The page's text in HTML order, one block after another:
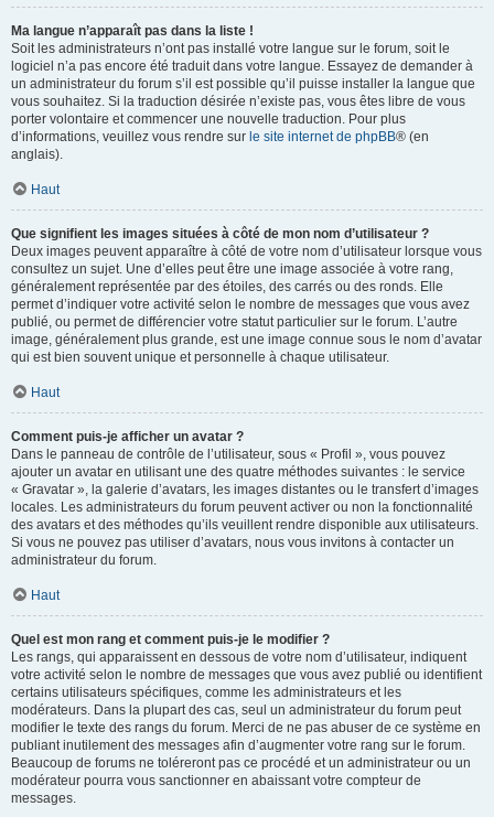
Ma langue n’apparaît pas dans la liste !
Soit les administrateurs n’ont pas installé votre langue sur le forum, soit le
logiciel n’a pas encore été traduit dans votre langue. Essayez de demander à
un administrateur du forum s’il est possible qu’il puisse installer la langue que
vous souhaitez. Si la traduction désirée n’existe pas, vous êtes libre de vous
porter volontaire et commencer une nouvelle traduction. Pour plus
d’informations, veuillez vous rendre sur le site internet de phpBB® (en
anglais).
Haut
Que signifient les images situées à côté de mon nom d’utilisateur ?
Deux images peuvent apparaître à côté de votre nom d’utilisateur lorsque vous
consultez un sujet. Une d’elles peut être une image associée à votre rang,
généralement représentée par des étoiles, des carrés ou des ronds. Elle
permet d’indiquer votre activité selon le nombre de messages que vous avez
publié, ou permet de différencier votre statut particulier sur le forum. L’autre
image, généralement plus grande, est une image connue sous le nom d’avatar
qui est bien souvent unique et personnelle à chaque utilisateur.
Haut
Comment puis-je afficher un avatar ?
Dans le panneau de contrôle de l’utilisateur, sous « Profil », vous pouvez
ajouter un avatar en utilisant une des quatre méthodes suivantes : le service
« Gravatar », la galerie d’avatars, les images distantes ou le transfert d’images
locales. Les administrateurs du forum peuvent activer ou non la fonctionnalité
des avatars et des méthodes qu’ils veuillent rendre disponible aux utilisateurs.
Si vous ne pouvez pas utiliser d’avatars, nous vous invitons à contacter un
administrateur du forum.
Haut
Quel est mon rang et comment puis-je le modifier ?
Les rangs, qui apparaissent en dessous de votre nom d’utilisateur, indiquent
votre activité selon le nombre de messages que vous avez publié ou identifient
certains utilisateurs spécifiques, comme les administrateurs et les
modérateurs. Dans la plupart des cas, seul un administrateur du forum peut
modifier le texte des rangs du forum. Merci de ne pas abuser de ce système en
publiant inutilement des messages afin d’augmenter votre rang sur le forum.
Beaucoup de forums ne toléreront pas ce procédé et un administrateur ou un
modérateur pourra vous sanctionner en abaissant votre compteur de
messages.